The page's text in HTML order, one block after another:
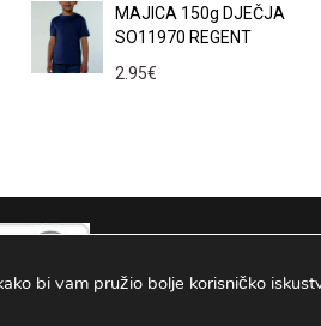
MAJICA 150g DJEČJA
SO11970 REGENT
2.95€
bi vam pružio bolje korisničko